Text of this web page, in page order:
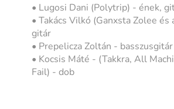
• Lugosi Dani (Polytrip) - ének,
• Takács Vilkó (Ganxsta Zolee és
gitár
• Prepelicza Zoltán - basszusgitár
• Kocsis Máté - (Takkra, All
Fail) - dob